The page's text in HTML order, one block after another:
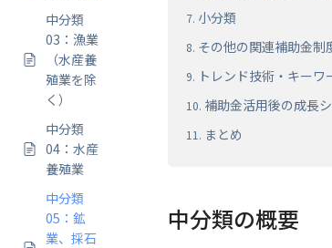
中分類
03：漁業
（水産養
殖業を除
く）
中分類
04：水産
養殖業
中分類
05：鉱
業、採石
小分類
その他の関連補助金制
トレンド技術・キーワ
補助金活用後の成長
まとめ
中分類の概要